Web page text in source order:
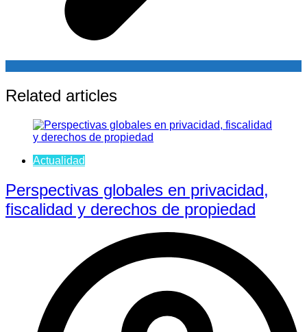
Related articles
Actualidad
Perspectivas globales en privacidad,
fiscalidad y derechos de propiedad